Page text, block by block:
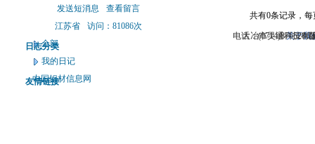
发送短消息
查看留言
江苏省
访问：81086次
日志分类
全部
我的日记
友情链接
中国铝材信息网
共有0条记录，
关于我
电话：(0714)8765286
大冶市灵通科技有